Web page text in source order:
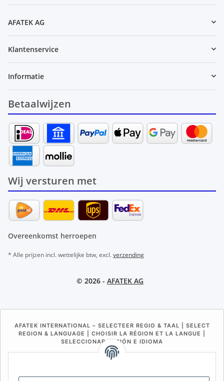
AFATEK AG
Klantenservice
Informatie
Betaalwijzen
Wij versturen met
Overeenkomst herroepen
* Alle prijzen incl. wettelijke btw, excl.verzending
© 2026 - AFATEK AG
AFATEK INTERNATIONAL – SELECTEER REGIO & TAAL | SELECT
REGION & LANGUAGE | CHOISIR LA RÉGION ET LA LANGUE |
SELECCIONAR REGIÓN E IDIOMA
CH (IT) BE (NL) BE (FR) NL